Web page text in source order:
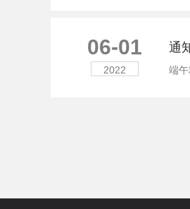
06-01
2022
通
端